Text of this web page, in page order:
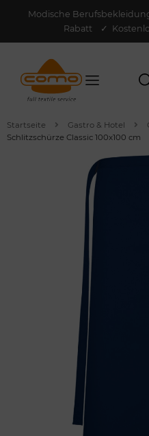
Modische
Rabatt
✓
Startseite Gastro & Hotel
Schlitzschürze Classic 100x100 cm